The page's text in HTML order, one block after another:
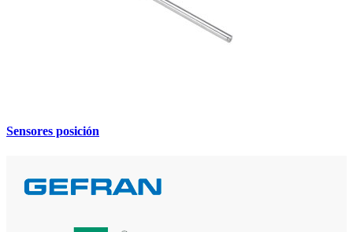
Sensores posición